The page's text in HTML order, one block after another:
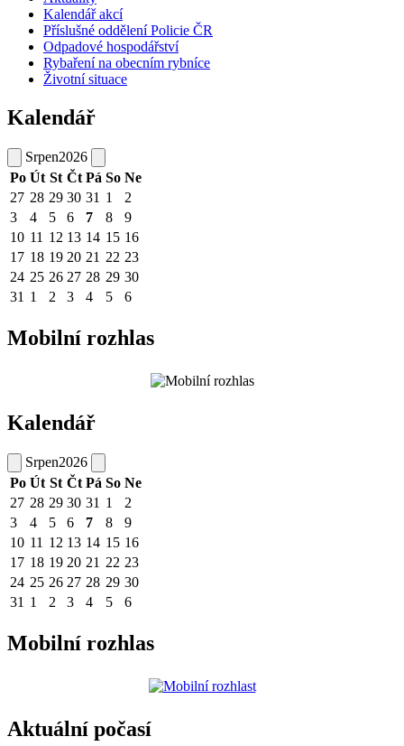
Kalendář akcí
Příslušné oddělení Policie ČR
Odpadové hospodářství
Rybaření na obecním rybníce
Životní situace
Kalendář
Srpen2026
Po Út St Čt Pá So Ne
27 28 29 30 31 1
2
3
4 5 6 7 8
9
10 11 12 13 14 15 16
17 18 19 20 21 22 23
24 25 26 27 28 29 30
31 1 2 3 4 5 6
Mobilní rozhlas
Kalendář
Srpen2026
Po Út St Čt Pá So Ne
27 28 29 30 31 1
2
3
4 5 6 7 8
9
10 11 12 13 14 15 16
17 18 19 20 21 22 23
24 25 26 27 28 29 30
31 1 2 3 4 5 6
Mobilní rozhlas
Aktuální počasí